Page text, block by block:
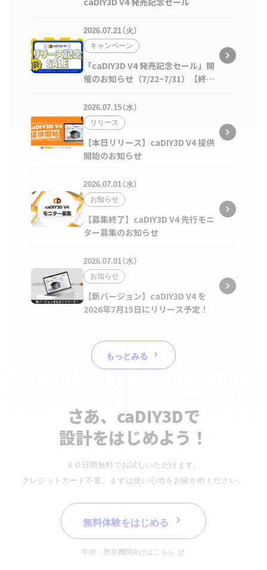
2026.07.21（火）
キャンペーン
「caDIY3D V4 発売記念セール」開
催のお知らせ（7/22~7/31）【終了
2026.07.15（水）
リリース
【本日リリース】caDIY3D V4 提供
開始のお知らせ
2026.07.01（水）
お知らせ
【募集終了】caDIY3D V4 先行モニ
ター募集のお知らせ
2026.07.01（水）
お知らせ
【新バージョン】caDIY3D V4 を
2026年7月15日にリリース予定！
もっとみる
さあ、caDIY3Dで
設計をはじめよう！
３０日間無料でお試しいただけます。
クレジットカード不要。まずは使い心地をお確かめください。
無料体験をはじめる
学校・教育機関向けはこちら